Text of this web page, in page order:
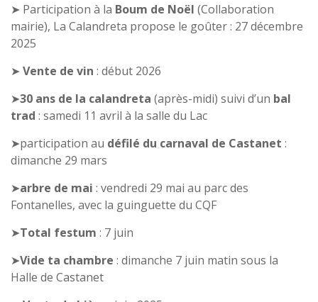
➤ Participation à la Boum de Noël (Collaboration
mairie), La Calandreta propose le goûter : 27 décembre
2025
➤ Vente de vin : début 2026
➤30 ans de la calandreta (après-midi) suivi d’un bal
trad : samedi 11 avril à la salle du Lac
➤participation au défilé du carnaval de Castanet :
dimanche 29 mars
➤arbre de mai : vendredi 29 mai au parc des
Fontanelles, avec la guinguette du CQF
➤Total festum : 7 juin
➤Vide ta chambre : dimanche 7 juin matin sous la
Halle de Castanet